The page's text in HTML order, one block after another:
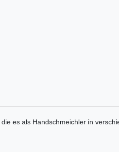
es als Handschmeichler in